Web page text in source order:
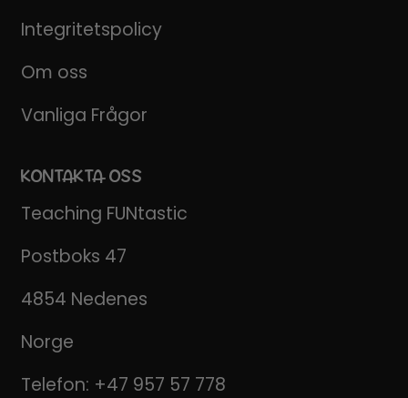
Integritetspolicy
Om oss
Vanliga Frågor
KONTAKTA OSS
Teaching FUNtastic
Postboks 47
4854 Nedenes
Norge
Telefon: +47 957 57 778